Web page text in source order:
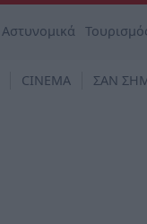
Αστυνομικά
CINEMA ΣΑΝ